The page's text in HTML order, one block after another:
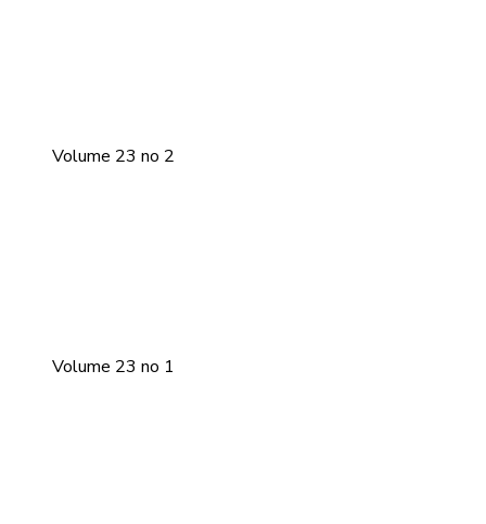
Volume 23 no 2
Volume 23 no 1